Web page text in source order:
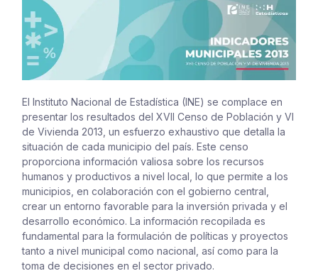
El Instituto Nacional de Estadística (INE) se complace en
presentar los resultados del XVII Censo de Población y VI
de Vivienda 2013, un esfuerzo exhaustivo que detalla la
situación de cada municipio del país. Este censo
proporciona información valiosa sobre los recursos
humanos y productivos a nivel local, lo que permite a los
municipios, en colaboración con el gobierno central,
crear un entorno favorable para la inversión privada y el
desarrollo económico. La información recopilada es
fundamental para la formulación de políticas y proyectos
tanto a nivel municipal como nacional, así como para la
toma de decisiones en el sector privado.